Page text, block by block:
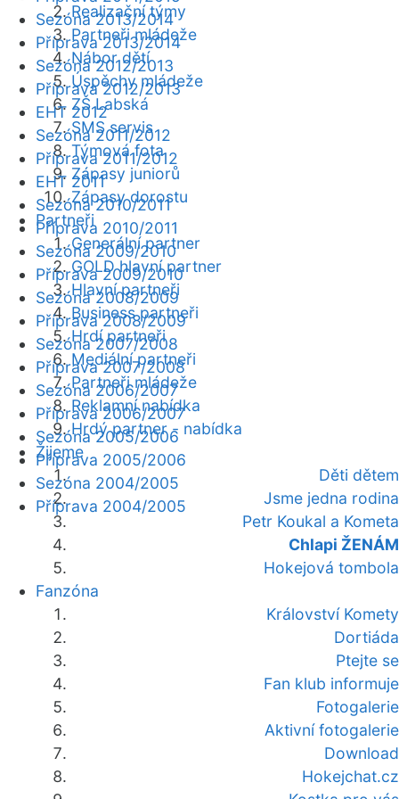
Realizační týmy
Partneři mládeže
Nábor dětí
Úspěchy mládeže
ZŠ Labská
SMS servis
Týmová fota
Zápasy juniorů
Zápasy dorostu
Partneři
Generální partner
GOLD hlavní partner
Hlavní partneři
Business partneři
Hrdí partneři
Mediální partneři
Partneři mládeže
Reklamní nabídka
Hrdý partner - nabídka
Žijeme
Děti dětem
Jsme jedna rodina
Petr Koukal a Kometa
Chlapi ŽENÁM
Hokejová tombola
Fanzóna
Království Komety
Dortiáda
Ptejte se
Fan klub informuje
Fotogalerie
Aktivní fotogalerie
Download
Hokejchat.cz
Sezóna 2013/2014
Příprava 2013/2014
Sezóna 2012/2013
Příprava 2012/2013
EHT 2012
Sezóna 2011/2012
Příprava 2011/2012
EHT 2011
Sezóna 2010/2011
Příprava 2010/2011
Sezóna 2009/2010
Příprava 2009/2010
Sezóna 2008/2009
Příprava 2008/2009
Sezóna 2007/2008
Příprava 2007/2008
Sezóna 2006/2007
Příprava 2006/2007
Sezóna 2005/2006
Příprava 2005/2006
Sezóna 2004/2005
Příprava 2004/2005